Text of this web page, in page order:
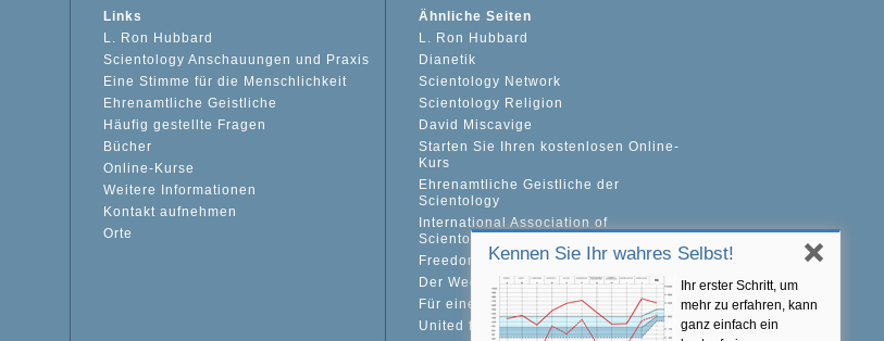
Kennen Sie Ihr wahres Selbst!
Ihr erster Schritt, um
mehr zu erfahren, kann
ganz einfach ein
Links
L. Ron Hubbard
Scientology Anschauungen und Praxis
Eine Stimme für die Menschlichkeit
Ehrenamtliche Geistliche
Häufig gestellte Fragen
Bücher
Online-Kurse
Weitere Informationen
Kontakt aufnehmen
Orte
Ähnliche Seiten
L. Ron Hubbard
Dianetik
Scientology Network
Scientology Religion
David Miscavige
Starten Sie Ihren kostenlosen Online-
Kurs
Ehrenamtliche Geistliche der
Scientology
International Association of
Scientologists
Freedom Magazine
Der Weg zum Glücklichsein
Für eine Welt ohne Drogenkonsum
United for Human Rights